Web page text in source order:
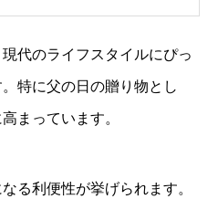
代のライフスタイルにぴっ
特に父の日の贈り物とし
まっています。
る利便性が挙げられます。